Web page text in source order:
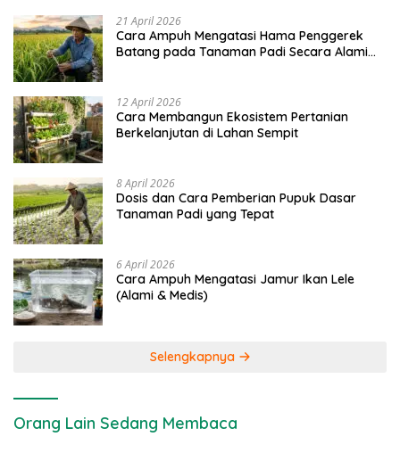
21 April 2026
Cara Ampuh Mengatasi Hama Penggerek
Batang pada Tanaman Padi Secara Alami
12 April 2026
Cara Membangun Ekosistem Pertanian
Berkelanjutan di Lahan Sempit
8 April 2026
Dosis dan Cara Pemberian Pupuk Dasar
Tanaman Padi yang Tepat
6 April 2026
Cara Ampuh Mengatasi Jamur Ikan Lele
(Alami & Medis)
Selengkapnya
Orang Lain Sedang Membaca